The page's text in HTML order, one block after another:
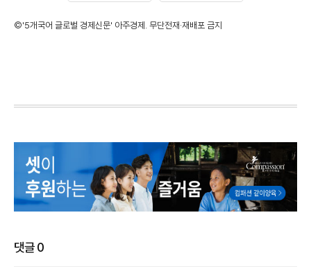
©'5개국어 글로벌 경제신문' 아주경제. 무단전재·재배포 금지
댓글0